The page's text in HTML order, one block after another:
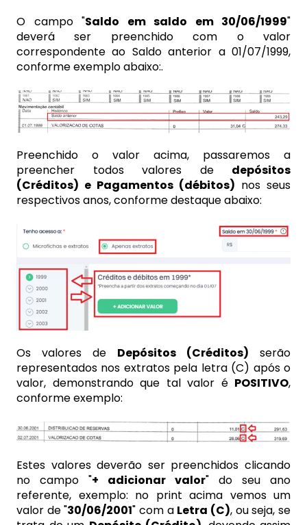
O campo "Saldo em saldo em 30/06/1999"
deverá ser preenchido com o valor
correspondente ao Saldo anterior a 01/07/1999,
conforme exemplo abaixo:.
Preenchido o valor acima, passaremos a
preencher todos valores de depósitos
(Créditos) e Pagamentos (débitos) nos seus
respectivos anos, conforme destaque abaixo:
Os valores de Depósitos (Créditos) serão
representados nos extratos pela letra (C) após o
valor, demonstrando que tal valor é POSITIVO,
conforme exemplo:
Estes valores deverão ser preenchidos clicando
no campo "+ adicionar valor" do seu ano
referente, exemplo: no print acima vemos um
valor de "30/06/2001" com a Letra (C), ou seja, se